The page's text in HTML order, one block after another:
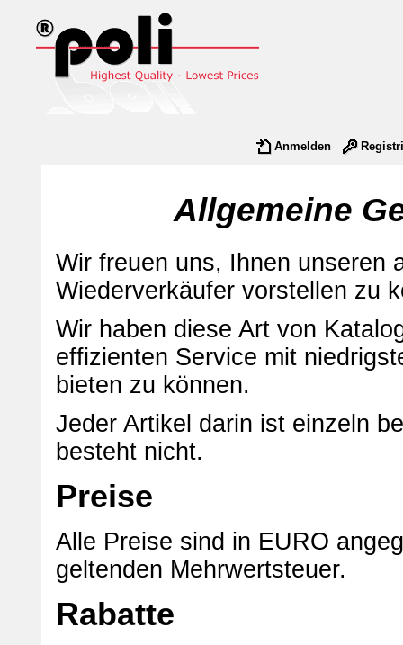
Anmelden
Allgemeine
Wir freuen uns, Ihnen unseren
Wiederverkäufer vorstellen zu
Wir haben diese Art von
effizienten Service mit
bieten zu können.
Jeder Artikel darin ist einzeln
besteht nicht.
Preise
Alle Preise sind in EURO
geltenden Mehrwertsteuer.
Rabatte